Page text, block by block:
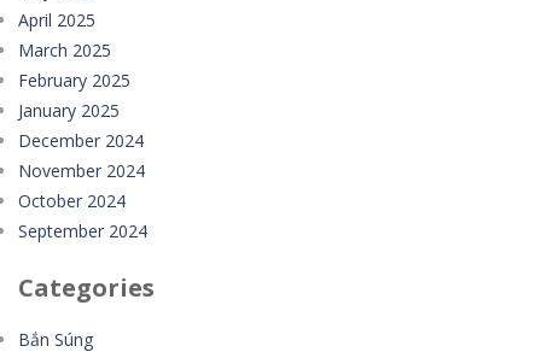
April 2025
March 2025
February 2025
January 2025
December 2024
November 2024
October 2024
September 2024
Categories
Bắn Súng